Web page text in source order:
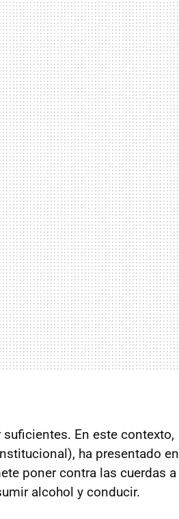
En este contexto,
ha presentado en
poner contra las cuerdas a
alcohol y conducir.